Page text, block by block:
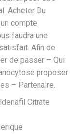
Acheter Du
compte
faudra une
Afin de
de passer – Qui
proposer
– Partenaire.
Citrate